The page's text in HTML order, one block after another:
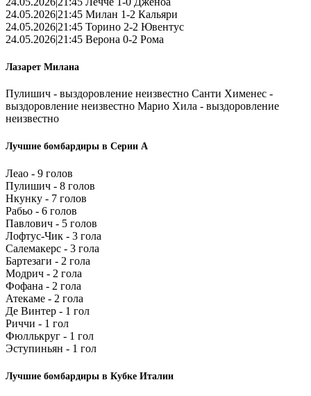
24.05.2026|21:45 Милан 1-2 Кальяри
24.05.2026|21:45 Торино 2-2 Ювентус
24.05.2026|21:45 Верона 0-2 Рома
Лазарет Милана
Пулишич - выздоровление неизвестно Санти Хименес -
выздоровление неизвестно Марио Хила - выздоровление
неизвестно
Лучшие бомбардиры в Серии А
Леао - 9 голов
Пулишич - 8 голов
Нкунку - 7 голов
Рабьо - 6 голов
Павлович - 5 голов
Лофтус-Чик - 3 гола
Салемакерс - 3 гола
Бартезаги - 2 гола
Модрич - 2 гола
Фофана - 2 гола
Атекаме - 2 гола
Де Винтер - 1 гол
Риччи - 1 гол
Фюллькруг - 1 гол
Эступиньян - 1 гол
Лучшие бомбардиры в Кубке Италии